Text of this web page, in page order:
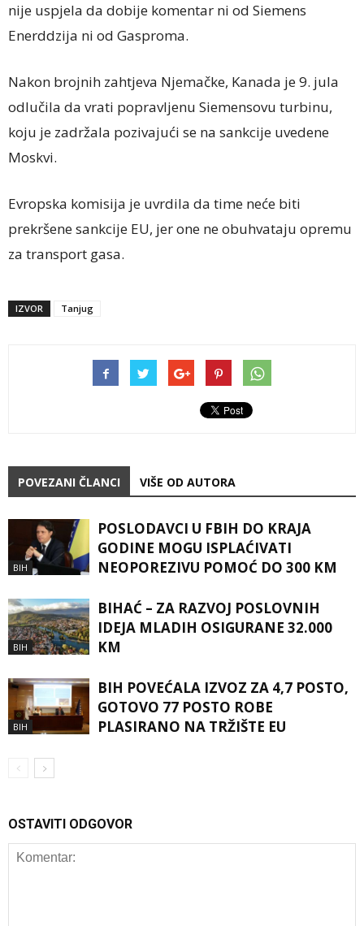
nije uspjela da dobije komentar ni od Siemens
Enerddzija ni od Gasproma.
Nakon brojnih zahtjeva Njemačke, Kanada je 9. jula
odlučila da vrati popravljenu Siemensovu turbinu,
koju je zadržala pozivajući se na sankcije uvedene
Moskvi.
Evropska komisija je uvrdila da time neće biti
prekršene sankcije EU, jer one ne obuhvataju opremu
za transport gasa.
IZVOR Tanjug
POVEZANI ČLANCI VIŠE OD AUTORA
BIH
POSLODAVCI U FBIH DO KRAJA
GODINE MOGU ISPLAĆIVATI
NEOPOREZIVU POMOĆ DO 300 KM
BIH
BIHAĆ – ZA RAZVOJ POSLOVNIH
IDEJA MLADIH OSIGURANE 32.000
KM
BIH
BIH POVEĆALA IZVOZ ZA 4,7 POSTO,
GOTOVO 77 POSTO ROBE
PLASIRANO NA TRŽIŠTE EU
OSTAVITI ODGOVOR